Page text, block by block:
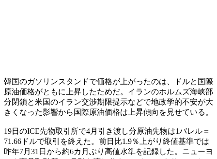
韓国のガソリンスタンドで価格が上がったのは、ドルと国際
原油価格がともに上昇したためだ。イランのホルムズ海峡部
分閉鎖と米国のイラン交渉期限提示などで地政学的不安が大
きくなった影響から国際原油価格は上昇傾向を見せている。
19日のICE先物取引所で4月引き渡し分原油先物は1バレル＝
71.66ドルで取引を終えた。前日比1.9％上がり終値基準では
昨年7月31日から約6カ月ぶり高値水準を記録した。ニューヨ